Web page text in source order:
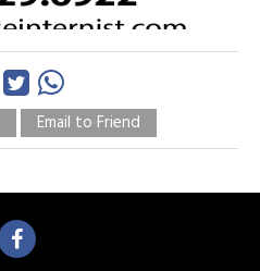
Email to Friend